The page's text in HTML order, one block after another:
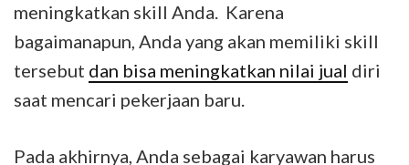
meningkatkan skill Anda. Karena
bagaimanapun, Anda yang akan memiliki skill
tersebut dan bisa meningkatkan nilai jual diri
saat mencari pekerjaan baru.
Pada akhirnya, Anda sebagai karyawan harus